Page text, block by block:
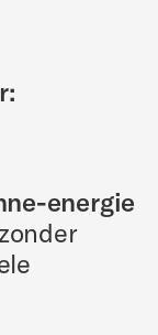
energie